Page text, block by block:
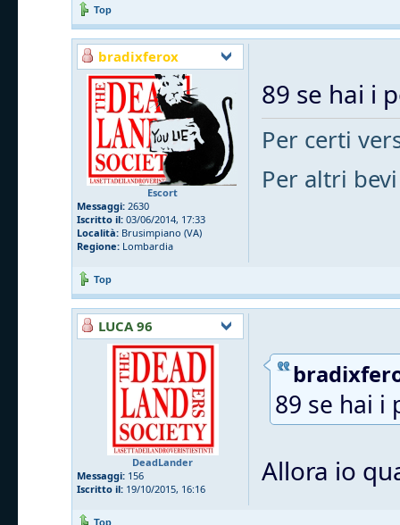
Top
bradixferox
Escort
Messaggi: 2630
Iscritto il: 03/06/2014, 17:33
Località: Brusimpiano (VA)
Regione: Lombardia
89 se hai i
Per certi
Per altri bevi
Top
LUCA 96
DeadLander
Messaggi: 156
Iscritto il: 19/10/2015, 16:16
89 se hai i
Allora io
Top